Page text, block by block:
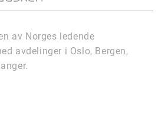
av Norges ledende
avdelinger i Oslo, Bergen,